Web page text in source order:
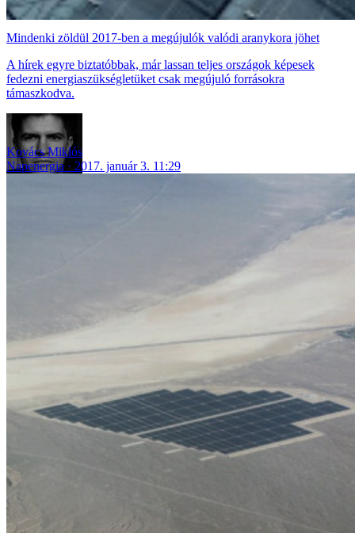
Mindenki zöldül 2017-ben a megújulók valódi aranykora jöhet
A hírek egyre biztatóbbak, már lassan teljes országok képesek
fedezni energiaszükségletüket csak megújuló forrásokra
támaszkodva.
Kovács Miklós
Napenergia
2017. január 3. 11:29